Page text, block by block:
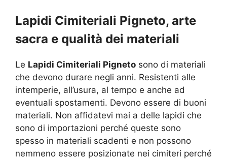
Lapidi Cimiteriali Pigneto, arte
sacra e qualità dei materiali
Le Lapidi Cimiteriali Pigneto sono di materiali
che devono durare negli anni. Resistenti alle
intemperie, all’usura, al tempo e anche ad
eventuali spostamenti. Devono essere di buoni
materiali. Non affidatevi mai a delle lapidi che
sono di importazioni perché queste sono
spesso in materiali scadenti e non possono
nemmeno essere posizionate nei cimiteri perché